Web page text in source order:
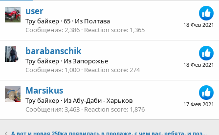
18 Фев 2021
user
Тру байкер ·65 · Из Полтава
Сообщения 2,386 Reaction score 1,365
18 Фев 2021
barabanschik
Тру байкер · ИзЗапорожье
Сообщения 1,000 Reaction score 274
17 Фев 2021
Marsikus
Тру байкер · ИзАбу-Даби - Харьков
Сообщения 3,463 Reaction score 1,876
А вот и новая 250ка появилась в продаже, с чем вас, ребята, и поздравляю))